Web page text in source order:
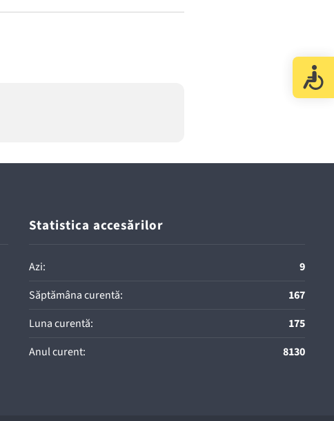
Statistica accesărilor
Azi:
9
Săptămâna curentă:
167
Luna curentă:
175
Anul curent:
8130